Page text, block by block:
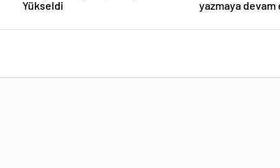
Yükseldi
yazmaya devam